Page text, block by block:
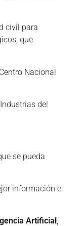
civil para
que
Nacional
del
se pueda
información e
Artificial,